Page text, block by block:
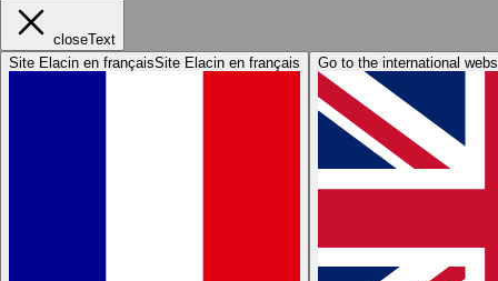
closeText
Site Elacin en françaisSite Elacin en français Go to the international